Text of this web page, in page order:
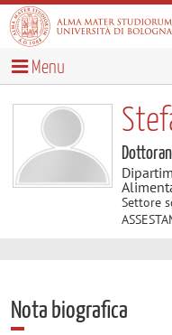
Menu
Settore
Nota biografica